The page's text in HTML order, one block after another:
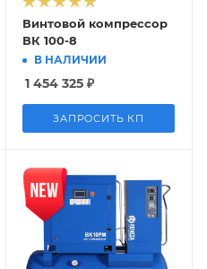
Винтовой компрессор
ВК 100-8
В НАЛИЧИИ
1 454 325 ₽
ЗАПРОСИТЬ КП